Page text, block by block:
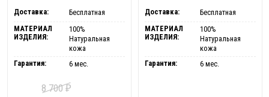
Доставка:
Бесплатная
МАТЕРИАЛ
ИЗДЕЛИЯ:
100%
Натуральная
кожа
Гарантия:
6 мес.
8 700₽
Доставка:
Бесплатная
МАТЕРИАЛ
ИЗДЕЛИЯ:
100%
Натуральная
кожа
Гарантия:
6 мес.